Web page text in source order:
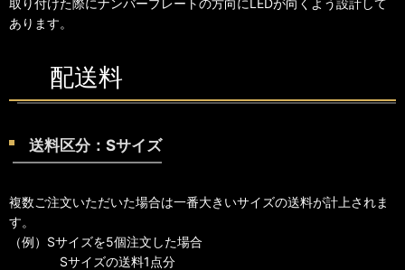
あります。
配送料
送料区分：Sサイズ
複数ご注文いただいた場合は一番大きいサイズの送料が計上されま
す。
（例）Sサイズを5個注文した場合
Sサイズの送料1点分